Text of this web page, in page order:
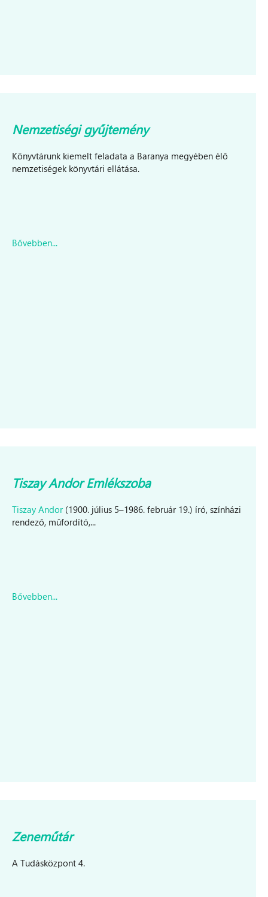
Nemzetiségi gyűjtemény
Könyvtárunk kiemelt feladata a Baranya megyében élő
nemzetiségek könyvtári ellátása.
Bővebben...
Tiszay Andor Emlékszoba
Tiszay Andor(1900. július 5–1986. február 19.) író, színházi
rendező, műfordító,...
Bővebben...
Zeneműtár
A Tudásközpont 4.